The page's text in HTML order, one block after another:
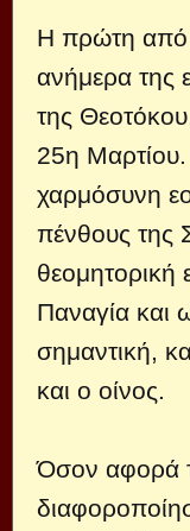
Η πρώτη από
ανήμερα της
της
25η Μαρτίου.
χαρμόσυνη
πένθους της
θεομητορική
Παναγία και
σημαντική,
και ο οίνος.
Όσον αφορά